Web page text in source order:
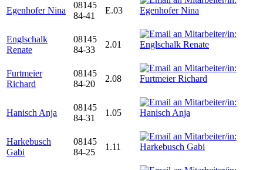
Egenhofer Nina
08145
84-41
E.03
Englschalk
Renate
08145
84-33
2.01
Furtmeier
Richard
08145
84-20
2.08
Hanisch Anja
08145
84-31
1.05
Harkebusch
Gabi
08145
84-25
1.11